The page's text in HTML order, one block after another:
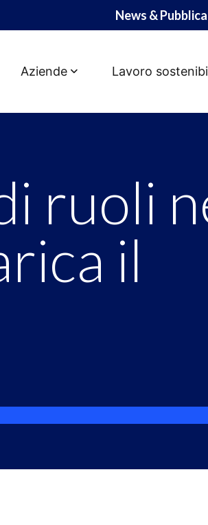
News &
Aziende Lavoro
ruoli
il